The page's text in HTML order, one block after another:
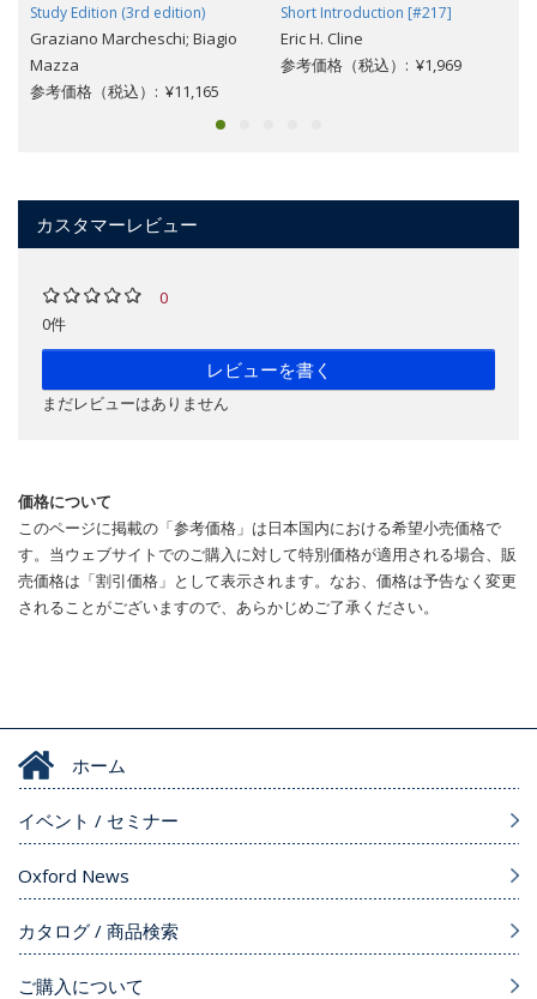
Study Edition (3rd edition)
Graziano Marcheschi; Biagio
Mazza
参考価格（税込）: ¥11,165
Short Introduction [#217]
Eric H. Cline
参考価格（税込）: ¥1,969
カスタマーレビュー
0
0件
レビューを書く
まだレビューはありません
価格について
このページに掲載の「参考価格」は日本国内における希望小売価格で
す。当ウェブサイトでのご購入に対して特別価格が適用される場合、販
売価格は「割引価格」として表示されます。なお、価格は予告なく変更
されることがございますので、あらかじめご了承ください。
ホーム
イベント / セミナー
Oxford News
カタログ / 商品検索
ご購入について